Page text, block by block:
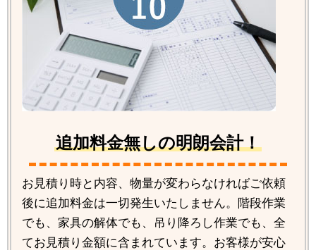
追加料金無しの明朗会計！
お見積り時と内容、物量が変わらなければご依頼
後に追加料金は一切発生いたしません。階段作業
でも、家具の解体でも、吊り降ろし作業でも、全
てお見積り金額に含まれています。お客様が安心